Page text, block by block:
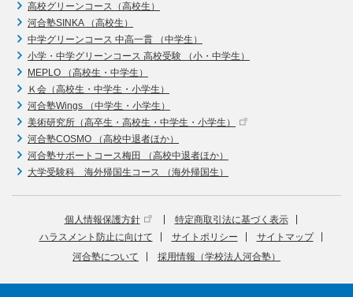
高校グリーンコース（高校生）
河合塾SINKA （高校生）
中学グリーンコース 中高一貫 （中学生）
小学・中学グリーンコース 高校受験 （小・中学生）
MEPLO （高校生・中学生）
Ｋ会（高校生・中学生・小学生）
河合塾Wings （中学生・小学生）
美術研究所（高卒生・高校生・中学生・小学生）
河合塾COSMO （高校中退者ほか）
河合塾サポートコース梅田 （高校中退者ほか）
大学受験科 海外帰国生コース （海外帰国生）
個人情報保護方針
特定商取引法に基づく表示
ハラスメント防止に向けて
サイトポリシー
サイトマップ
河合塾について
採用情報（学校法人河合塾）